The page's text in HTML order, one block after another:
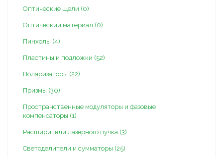
Оптические щели (0)
Оптический материал (0)
Пинхолы (4)
Пластины и подложки (52)
Поляризаторы (22)
Призмы (30)
Пространственные модуляторы и фазовые
компенсаторы (1)
Расширители лазерного пучка (3)
Светоделители и сумматоры (25)